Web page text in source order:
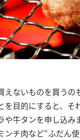
えないものを買う
目的にすると、そ
や牛タンを申し込
チ肉など“ふだん